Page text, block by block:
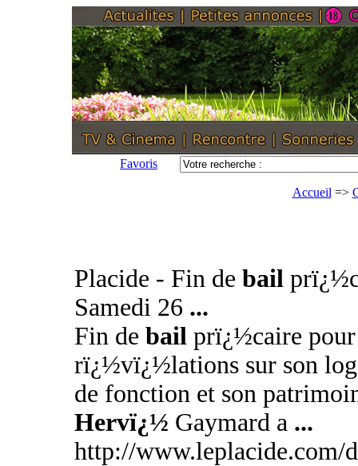
Favoris
Accueil =>
Placide - Fin de bail
Samedi 26 ...
Fin de bail prï¿½caire
rï¿½vï¿½lations sur son
de fonction et son
Hervï¿½ Gaymard a ...
http://www.leplacide.com/